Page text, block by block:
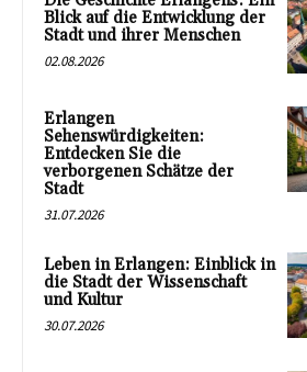
Blick auf die Entwicklung der
Stadt und ihrer Menschen
02.08.2026
Erlangen
Sehenswürdigkeiten:
Entdecken Sie die
verborgenen Schätze der
Stadt
31.07.2026
Leben in Erlangen: Einblick in
die Stadt der Wissenschaft
und Kultur
30.07.2026